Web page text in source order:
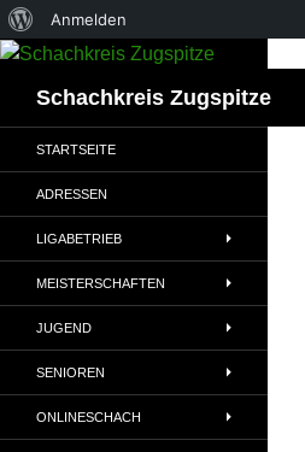
Über
WordPress
Anmelden
Schachkreis Zugspitze
STARTSEITE
ADRESSEN
LIGABETRIEB
MEISTERSCHAFTEN
JUGEND
SENIOREN
ONLINESCHACH